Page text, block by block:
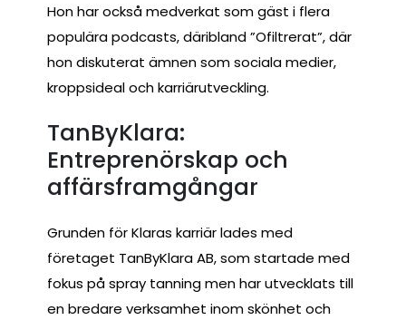
Hon har också medverkat som gäst i flera
populära podcasts, däribland ”Ofiltrerat”, där
hon diskuterat ämnen som sociala medier,
kroppsideal och karriärutveckling.
TanByKlara:
Entreprenörskap och
affärsframgångar
Grunden för Klaras karriär lades med
företaget TanByKlara AB, som startade med
fokus på spray tanning men har utvecklats till
en bredare verksamhet inom skönhet och